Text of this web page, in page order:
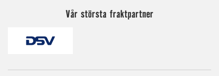
Vår största fraktpartner